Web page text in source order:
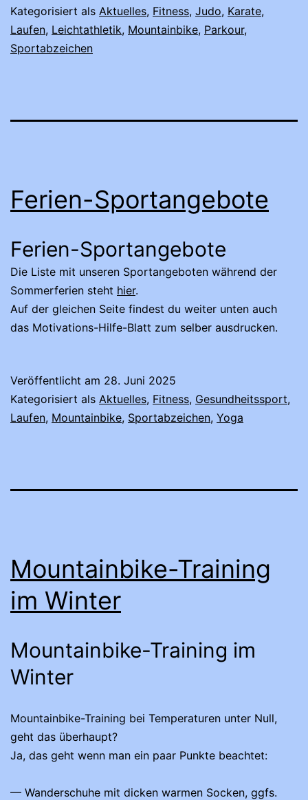
Kategorisiert als Aktuelles, Fitness, Judo, Karate,
Laufen, Leichtathletik, Mountainbike, Parkour,
Sportabzeichen
Ferien-Sportangebote
Ferien-Sportangebote
Die Liste mit unseren Sportangeboten während der
Sommerferien steht hier.
Auf der gleichen Seite findest du weiter unten auch
das Motivations-Hilfe-Blatt zum selber ausdrucken.
Veröffentlicht am 28. Juni 2025
Kategorisiert als Aktuelles, Fitness, Gesundheitssport,
Laufen, Mountainbike, Sportabzeichen, Yoga
Mountainbike-Training
im Winter
Mountainbike-Training im
Winter
Mountainbike-Training bei Temperaturen unter Null,
geht das überhaupt?
Ja, das geht wenn man ein paar Punkte beachtet:
— Wanderschuhe mit dicken warmen Socken, ggfs.